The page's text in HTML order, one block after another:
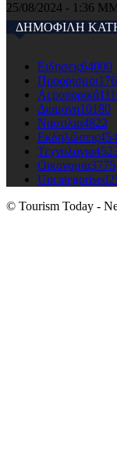
25/08/2024 - 1:36
ΔΗΜΟΦΙΛΗ
Ειδησεις64000
Προορισμοι
Αεροπορικά
Διαμονη10180
Ναυτιλια4822
Εκδηλώσεις
Τεχνολογια
Οικονομια3775
Uncategorised
© Tourism Today -